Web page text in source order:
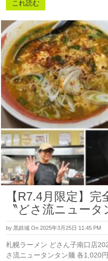
これ読む
【R7.4月限定】
〝どさ流ニュータ
by 黒鉄城 On 2025年3月25日 11:45 PM
札幌ラーメン どさん子南口店
さ流ニュータンタン麺 各1,020